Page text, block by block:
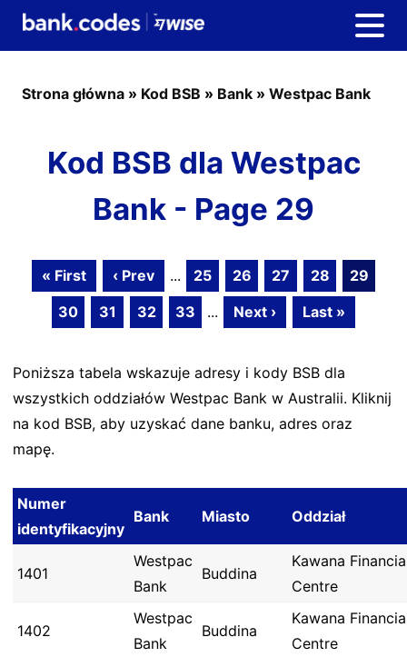
Strona główna » Kod BSB » Bank » Westpac Bank
Kod BSB dla Westpac
Bank - Page 29
« First ‹ Prev ... 25 26 27 28
29
30
31 32 33 ... Next › Last »
Poniższa tabela wskazuje adresy i kody BSB dla
wszystkich oddziałów Westpac Bank w Australii. Kliknij
na kod BSB, aby uzyskać dane banku, adres oraz
mapę.
Numer
identyfikacyjny
Bank Miasto Oddział
1401
Westpac
Bank
Buddina
Kawana
Centre
1402
Westpac
Bank
Buddina
Kawana
Centre